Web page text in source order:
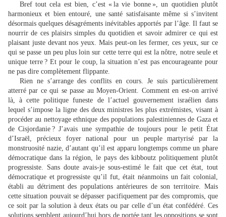
Bref tout cela est bien, c’est « la vie bonne », un quotidien plutôt
harmonieux et bien entouré, une santé satisfaisante même si s’invitent
désormais quelques désagréments inévitables apportés par l’âge. Il faut se
nourrir de ces plaisirs simples du quotidien et savoir admirer ce qui est
plaisant juste devant nos yeux. Mais peut-on les fermer, ces yeux, sur ce
qui se passe un peu plus loin sur cette terre qui est la nôtre, notre seule et
unique terre ? Et pour le coup, la situation n’est pas encourageante pour
ne pas dire complètement flippante.
Rien ne s’arrange des conflits en cours. Je suis particulièrement
atterré par ce qui se passe au Moyen-Orient. Comment en est-on arrivé
là, à cette politique funeste de l’actuel gouvernement israélien dans
lequel s’impose la ligne des deux ministres les plus extrémistes, visant à
procéder au nettoyage ethnique des populations palestiniennes de Gaza et
de Cisjordanie ? J’avais une sympathie de toujours pour le petit État
d’Israël, précieux foyer national pour un peuple martyrisé par la
monstruosité nazie, d’autant qu’il est apparu longtemps comme un phare
démocratique dans la région, le pays des kibboutz politiquement plutôt
progressiste. Sans doute avais-je sous-estimé le fait que cet état, tout
démocratique et progressiste qu’il fut, était néanmoins un fait colonial,
établi au détriment des populations antérieures de son territoire. Mais
cette situation pouvait se dépasser pacifiquement par des compromis, que
ce soit par la solution à deux états ou par celle d’un état confédéré. Ces
solutions semblent aujourd’hui hors de portée tant les oppositions se sont